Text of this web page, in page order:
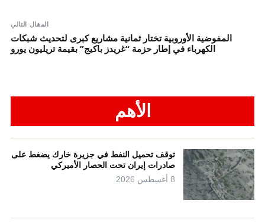
المقال التالي
المفوضية الأوروبية تختار ثمانية مشاريع كبرى لتحديث شبكات
الكهرباء في إطار حزمة “غريدز باكيج” بقيمة تريليون يورو
الأهم
توقف تحميل النفط في جزيرة خارك يضغط على
صادرات إيران تحت الحصار الأميركي
8 أغسطس 2026